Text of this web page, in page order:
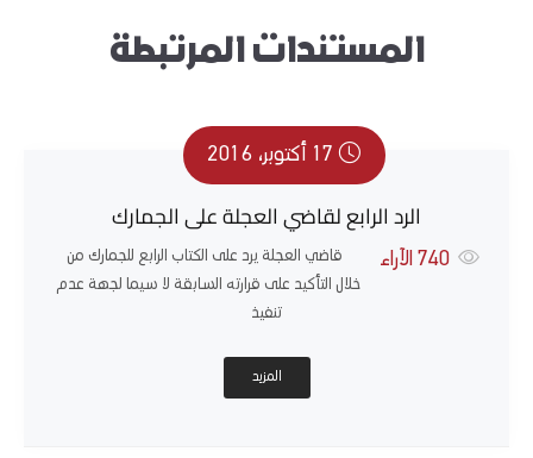
المستندات المرتبطة
17 أكتوبر، 2016
الرد الرابع لقاضي العجلة على الجمارك
الآراء
قاضي العجلة يرد على الكتاب الرابع للجمارك من
خلال التأكيد على قرارته السابقة لا سيما لجهة عدم
تنفيذ
المزيد